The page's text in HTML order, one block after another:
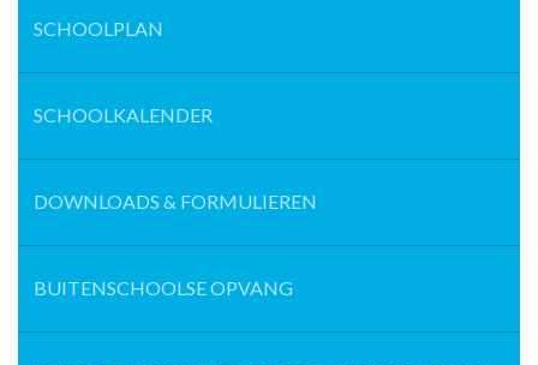
SCHOOLPLAN
SCHOOLKALENDER
DOWNLOADS & FORMULIEREN
BUITENSCHOOLSE OPVANG